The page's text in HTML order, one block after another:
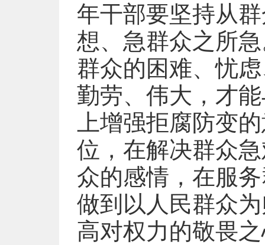
年干部要坚持从
想、急群众之所
群众的困难、忧
勤劳、伟大，才
上增强拒腐防变
位，在解决群众
众的感情，在服
做到以人民群众
高对权力的敬畏